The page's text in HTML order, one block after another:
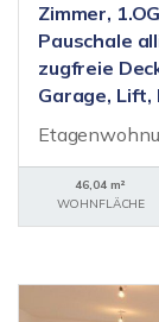
Zimmer,
Pauschale
zugfreie
Garage,
46,04 m²
WOHNFLÄCHE